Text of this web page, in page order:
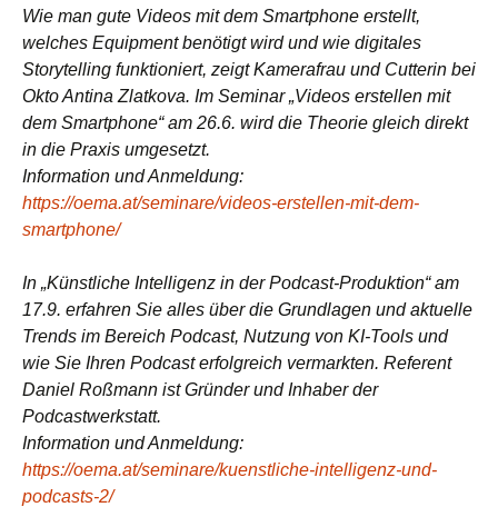
Wie man gute Videos mit dem Smartphone erstellt,
welches Equipment benötigt wird und wie digitales
Storytelling funktioniert, zeigt Kamerafrau und Cutterin bei
Okto Antina Zlatkova. Im Seminar „Videos erstellen mit
dem Smartphone“ am 26.6. wird die Theorie gleich direkt
in die Praxis umgesetzt.
Information und Anmeldung:
https://oema.at/seminare/videos-erstellen-mit-dem-
smartphone/
In „Künstliche Intelligenz in der Podcast-Produktion“ am
17.9. erfahren Sie alles über die Grundlagen und aktuelle
Trends im Bereich Podcast, Nutzung von KI-Tools und
wie Sie Ihren Podcast erfolgreich vermarkten. Referent
Daniel Roßmann ist Gründer und Inhaber der
Podcastwerkstatt.
Information und Anmeldung:
https://oema.at/seminare/kuenstliche-intelligenz-und-
podcasts-2/